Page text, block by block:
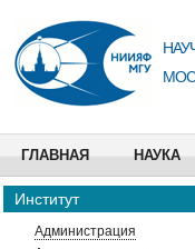
ГЛАВНАЯ НАУКА
Институт
Администрация